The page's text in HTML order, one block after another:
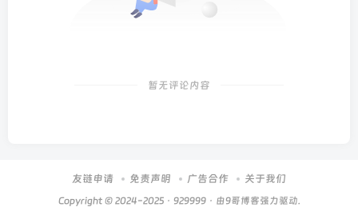
暂无评论内容
友链申请 免责声明 广告合作 关于我们
Copyright © 2024-2025 · 929999· 由9哥博客强力驱动.